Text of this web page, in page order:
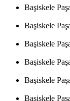
Başiskele
Başiskele
Başiskele
Başiskele
Başiskele
Başiskele